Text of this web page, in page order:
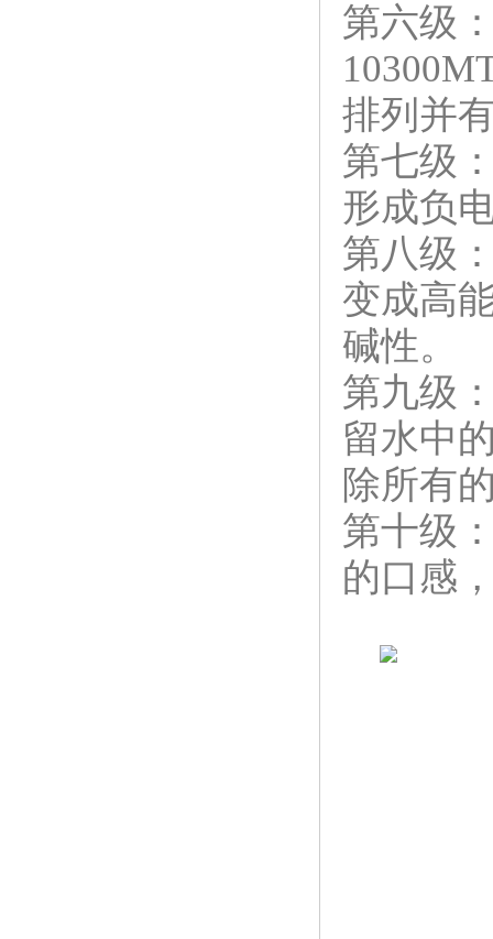
第六级
排列并
第七级
形成负
第八级
变成高
碱性。
第九级
留水中
除所有
第十级
的口感